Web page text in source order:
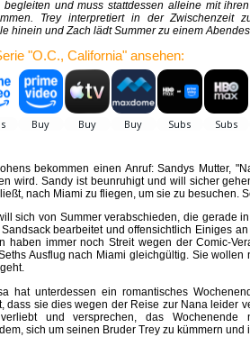
begleiten und muss stattdessen alleine mit
Trey interpretiert in der Zwischenzeit
hinein und Zach lädt Summer zu einem
"O.C., California" ansehen:
bekommen einen Anruf: Sandys Mutter,
wird. Sandy ist beunruhigt und will sicher
nach Miami zu fliegen, um sie zu besuchen.
sich von Summer verabschieden, die gerade
bearbeitet und offensichtlich Einiges
haben immer noch Streit wegen der Comic-
Ausflug nach Miami gleichgültig. Sie
hat unterdessen ein romantisches
dass sie dies wegen der Reise zur Nana leider
und versprechen, das Wochenende
sich um seinen Bruder Trey zu kümmern